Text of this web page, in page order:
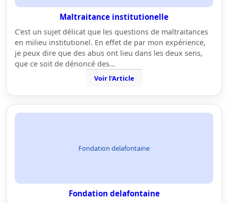
Maltraitance institutionelle
C'est un sujet délicat que les questions de maltraitances
en milieu institutionel. En effet de par mon expérience,
je peux dire que des abus ont lieu dans les deux sens,
que ce soit de dénoncé des…
Voir l'Article
Fondation delafontaine
Fondation delafontaine